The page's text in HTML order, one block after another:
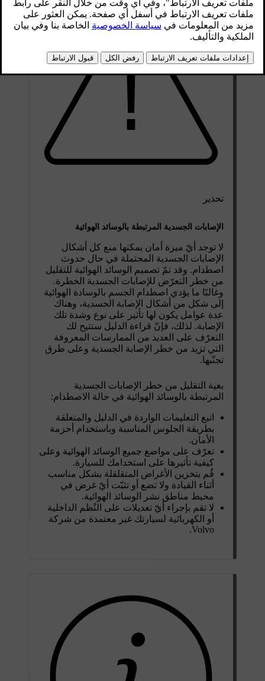
تحذير
الإصابات الجسدية المرتبطة بالوسائد الهوائية
لا توجد أيّ ميزة أمان يمكنها منع كل أشكال
الإصابات الجسدية المحتملة في حال حدوث
اصطدام. وقد تمّ تصميم الوسائد الهوائية للتقليل
من خطر التعرّض للإصابات الجسدية الخطرة.
وغالبًا ما يؤدي اصطدام الجسم بالوسادة الهوائية
إلى شكل من أشكال الإصابة الجسدية، وهناك
عدة عوامل يكون لها تأثير على نوع وشدة تلك
الإصابة. لذلك، فإنّ قراءة الدليل ستتيح لك
التعرّف على العديد من الممارسات المعروفة
التي تزيد من خطر الإصابة الجسدية وعلى طرق
تجنّبها.
بغية التقليل من خطر الإصابات الجسدية
المرتبطة بالوسائد الهوائية في حالة الاصطدام:
اتبع التعليمات الواردة في الدليل والمتعلقة
بطريقة الجلوس المناسبة وباستخدام أحزمة
الأمان.
تعرّف على مواضع جميع الوسائد الهوائية وعلى
كيفية تأثيرها على استخدامك للسيارة.
قُم بتخزين الأغراض المتقلقلة بشكل مناسب
أثناء القيادة ولا تضع أو تثبّت أيّ غرض في
محيط مناطق نشر الوسائد الهوائية.
لا تقم بإجراء أيّ تعديلات على النُظم الداخلية
أو الكهربائية لسيارتك غير معتمدة من شركة
Volvo.